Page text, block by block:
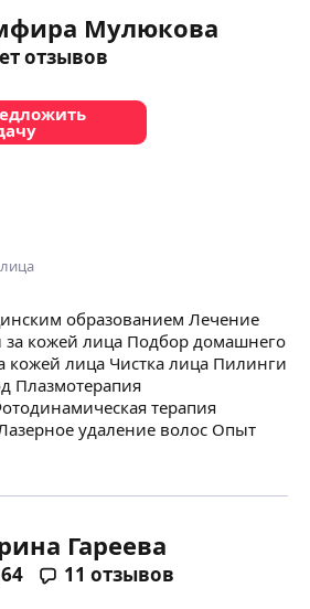
Мулюкова
отзывов
образованием Лечение
за кожей лица Подбор домашнего
кожей лица Чистка лица Пилинги
Плазмотерапия
терапия
удаление волос Опыт
Гареева
11 отзывов